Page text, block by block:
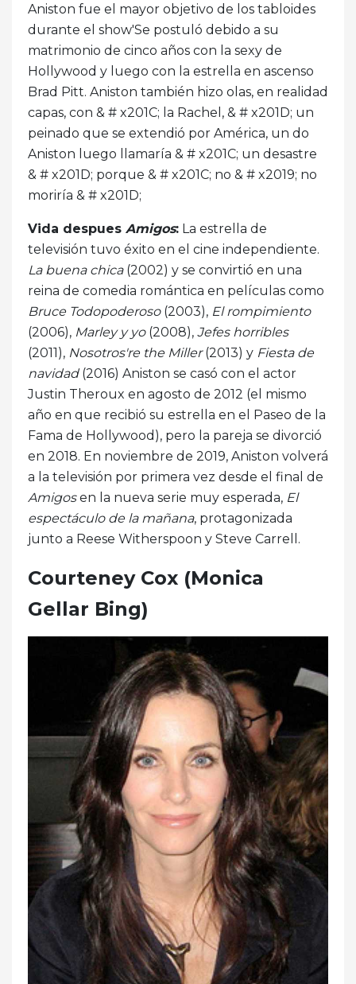
Aniston fue el mayor objetivo de los tabloides
durante el show'Se postuló debido a su
matrimonio de cinco años con la sexy de
Hollywood y luego con la estrella en ascenso
Brad Pitt. Aniston también hizo olas, en realidad
capas, con & # x201C; la Rachel, & # x201D; un
peinado que se extendió por América, un do
Aniston luego llamaría & # x201C; un desastre
& # x201D; porque & # x201C; no & # x2019; no
moriría & # x201D;
Vida despues Amigos: La estrella de
televisión tuvo éxito en el cine independiente.
La buena chica (2002) y se convirtió en una
reina de comedia romántica en películas como
Bruce Todopoderoso(2003), El rompimiento
(2006), Marley y yo (2008), Jefes horribles
(2011), Nosotros're the Miller(2013) y Fiesta de
navidad(2016) Aniston se casó con el actor
Justin Theroux en agosto de 2012 (el mismo
año en que recibió su estrella en el Paseo de la
Fama de Hollywood), pero la pareja se divorció
en 2018. En noviembre de 2019, Aniston volverá
a la televisión por primera vez desde el final de
Amigosen la nueva serie muy esperada, El
espectáculo de la mañana, protagonizada
junto a Reese Witherspoon y Steve Carrell.
Courteney Cox (Monica
Gellar Bing)